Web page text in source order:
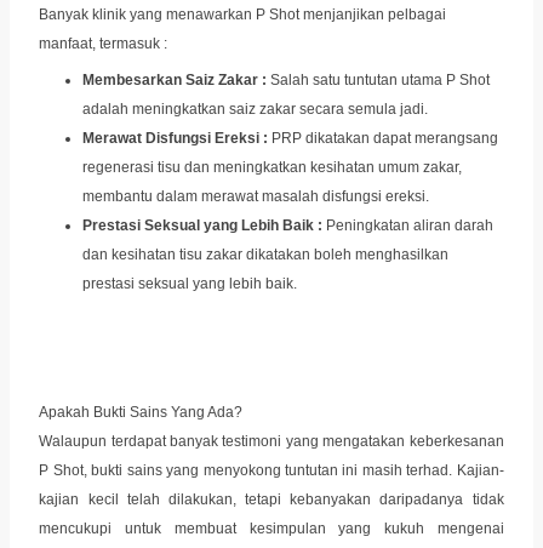
Banyak klinik yang menawarkan P Shot menjanjikan pelbagai
manfaat, termasuk :
Membesarkan Saiz Zakar : Salah satu tuntutan utama P Shot
adalah meningkatkan saiz zakar secara semula jadi.
Merawat Disfungsi Ereksi : PRP dikatakan dapat merangsang
regenerasi tisu dan meningkatkan kesihatan umum zakar,
membantu dalam merawat masalah disfungsi ereksi.
Prestasi Seksual yang Lebih Baik : Peningkatan aliran darah
dan kesihatan tisu zakar dikatakan boleh menghasilkan
prestasi seksual yang lebih baik.
Apakah Bukti Sains Yang Ada?
Walaupun terdapat banyak testimoni yang mengatakan keberkesanan
P Shot, bukti sains yang menyokong tuntutan ini masih terhad. Kajian-
kajian kecil telah dilakukan, tetapi kebanyakan daripadanya tidak
mencukupi untuk membuat kesimpulan yang kukuh mengenai